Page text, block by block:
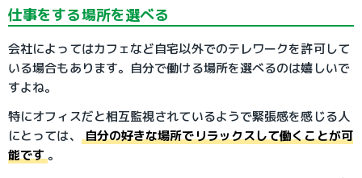
仕事をする場所を選べる
会社によってはカフェなど自宅以外でのテレワークを許可して
いる場合もあります。自分で働ける場所を選べるのは嬉しいで
すよね。
特にオフィスだと相互監視されているようで緊張感を感じる人
にとっては、
自分の好きな場所でリラックスして働くことが可
能です 。